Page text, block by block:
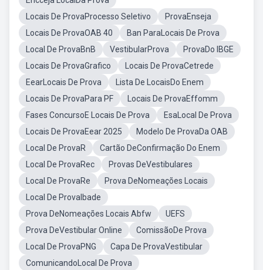
Locais De ProvaProcesso Seletivo
ProvaEnseja
Locais De ProvaOAB 40
Ban ParaLocais De Prova
Local De ProvaBnB
VestibularProva
ProvaDo IBGE
Locais De ProvaGrafico
Locais De ProvaCetrede
EearLocais De Prova
Lista De LocaisDo Enem
Locais De ProvaPara PF
Locais De ProvaEffomm
Fases ConcursoE Locais De Prova
EsaLocal De Prova
Locais De ProvaEear 2025
Modelo De ProvaDa OAB
Local De ProvaR
Cartão DeConfirmação Do Enem
Local De ProvaRec
Provas DeVestibulares
Local De ProvaRe
Prova DeNomeações Locais
Local De ProvaIbade
Prova DeNomeações Locais Abfw
UEFS
Prova DeVestibular Online
ComissãoDe Prova
Local De ProvaPNG
Capa De ProvaVestibular
ComunicandoLocal De Prova